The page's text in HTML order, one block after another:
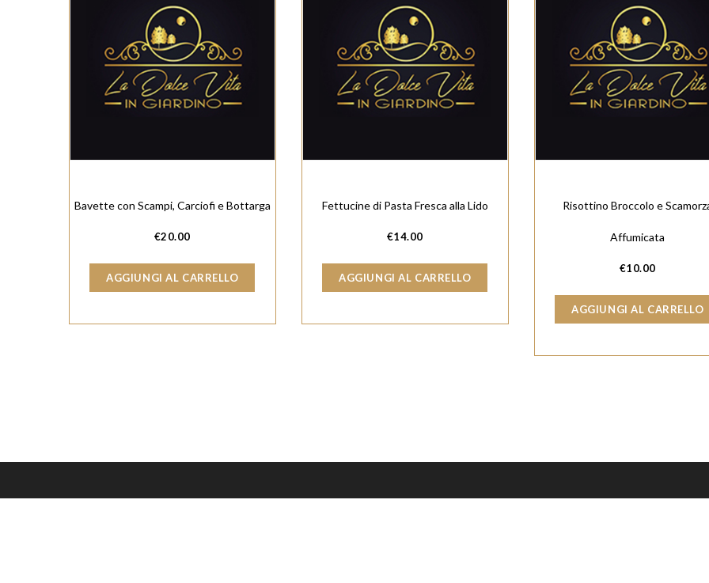
Bavette con Scampi, Carciofi e Bottarga
€20.00
AGGIUNGI AL CARRELLO
Fettucine di Pasta Fresca alla Lido
€14.00
AGGIUNGI AL CARRELLO
Risottino Broccolo e
Affumicata
€10.00
AGGIUNGI AL CARRELLO